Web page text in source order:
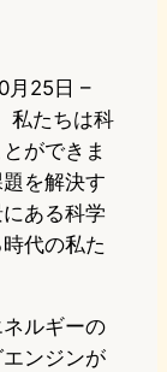
月25日 –
私たちは科
ができま
を解決す
ある科学
代の私た
ルギーの
ンジンが